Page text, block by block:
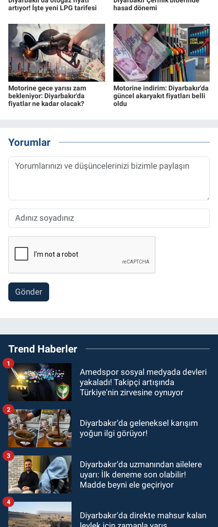
artıyor! İşte yeni LPG tarifesi
hasad dönemi
Motorine gece yarısı zam
bekleniyor: Diyarbakır'da
fiyatlar ne kadar olacak?
Motorine indirim: Diyarbakır'da
güncel akaryakıt fiyatları belli
oldu
Yorumlar
Gönder
Trend Haberler
Amedspor sosyal medyada devleri
yakaladı! Takipçi artışında
Türkiye'nin zirvesine oynuyor
1
Diyarbakır’da geleneksel karışım
yoğun ilgi görüyor!
2
Diyarbakır’da uzmanından ailelere
uyarı: İlk deneme son olabilir!
Madde beyni ele geçiriyor
3
Diyarbakır'da direkte mahsur kalan
4